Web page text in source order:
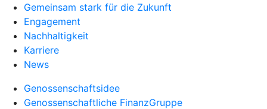
Gemeinsam stark für die Zukunft
Engagement
Nachhaltigkeit
Karriere
News
Genossenschaftsidee
Genossenschaftliche FinanzGruppe